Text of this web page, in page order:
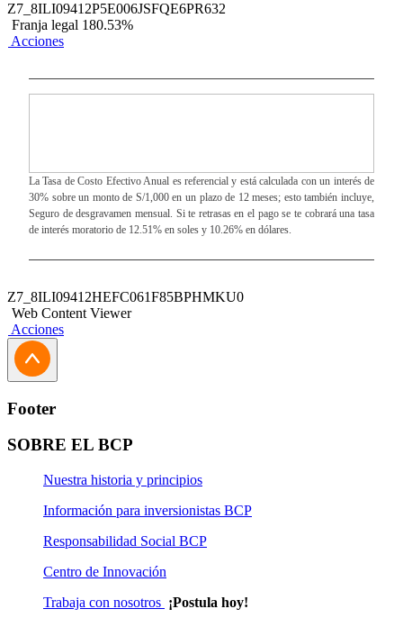
Z7_8ILI09412P5E006JSFQE6PR632
Franja legal 180.53%
Acciones
La Tasa de Costo Efectivo Anual es referencial y está calculada con un interés de
30% sobre un monto de S/1,000 en un plazo de 12 meses; esto también incluye,
Seguro de desgravamen mensual. Si te retrasas en el pago se te cobrará una tasa
de interés moratorio de 12.51% en soles y 10.26% en dólares.
Z7_8ILI09412HEFC061F85BPHMKU0
Web Content Viewer
Acciones
Footer
SOBRE EL BCP
Nuestra historia y principios
Información para inversionistas BCP
Responsabilidad Social BCP
Centro de Innovación
Trabaja con nosotros ¡Postula hoy!